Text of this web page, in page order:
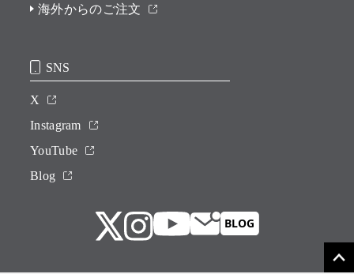
海外からのご注文
SNS
X
Instagram
YouTube
Blog